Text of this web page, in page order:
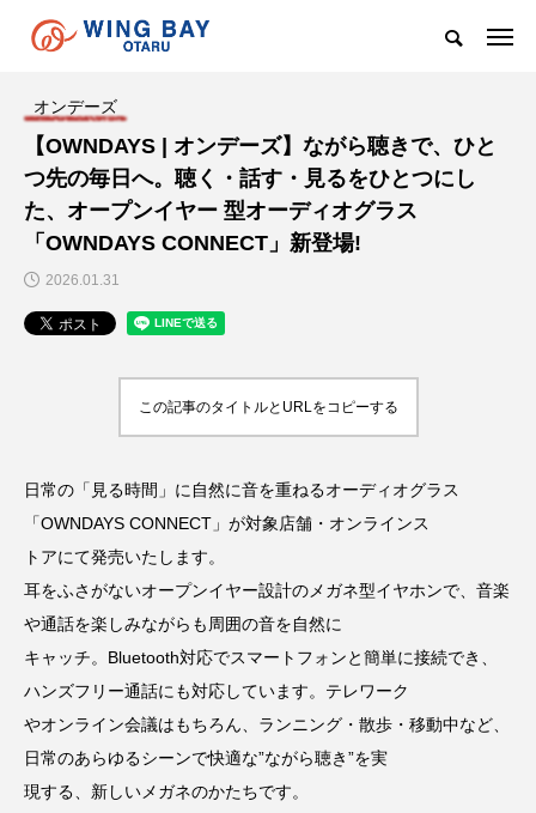
オンデーズ
【OWNDAYS | オンデーズ】ながら聴きで、ひと
つ先の毎日へ。聴く・話す・見るをひとつにし
た、オープンイヤー 型オーディオグラス
「OWNDAYS CONNECT」新登場!
2026.01.31
この記事のタイトルとURLをコピーする
日常の「見る時間」に自然に音を重ねるオーディオグラス
「OWNDAYS CONNECT」が対象店舗・オンラインス
トアにて発売いたします。
耳をふさがないオープンイヤー設計のメガネ型イヤホンで、音楽
や通話を楽しみながらも周囲の音を自然に
キャッチ。Bluetooth対応でスマートフォンと簡単に接続でき、
ハンズフリー通話にも対応しています。テレワーク
やオンライン会議はもちろん、ランニング・散歩・移動中など、
日常のあらゆるシーンで快適な”ながら聴き”を実
現する、新しいメガネのかたちです。